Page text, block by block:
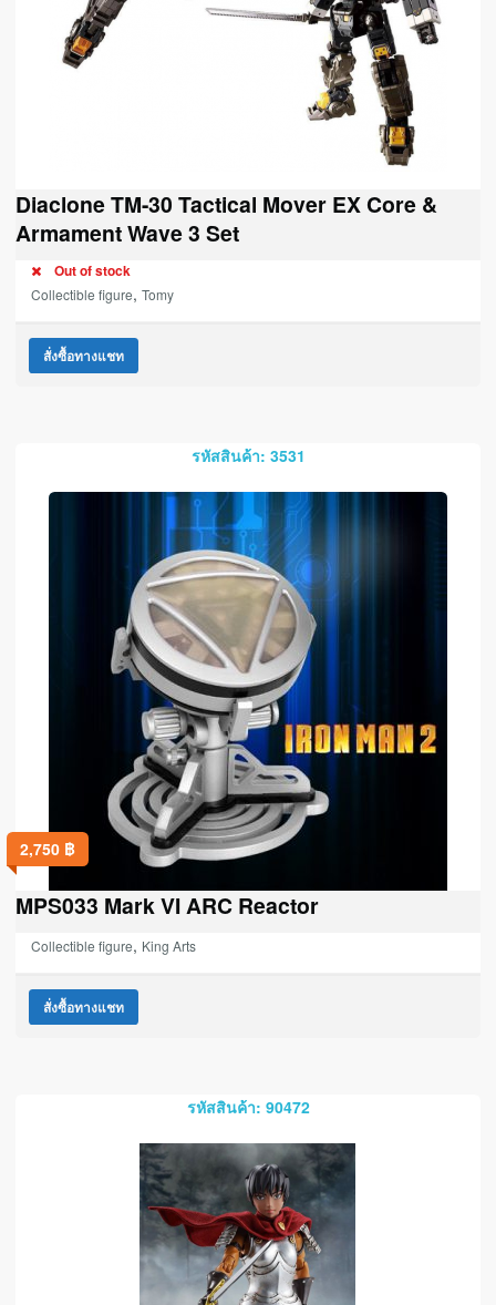
Diaclone TM-30 Tactical Mover EX Core &
Armament Wave 3 Set
Out of stock
Collectible figure, Tomy
สั่งซื้อทางแชท
รหัสสินค้า: 3531
2,750 ฿
MPS033 Mark VI ARC Reactor
Collectible figure, King Arts
สั่งซื้อทางแชท
รหัสสินค้า: 90472